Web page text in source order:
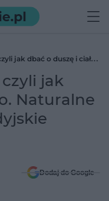
jak dbać o duszę i ciało.
jak
Naturalne
Dodaj do Google